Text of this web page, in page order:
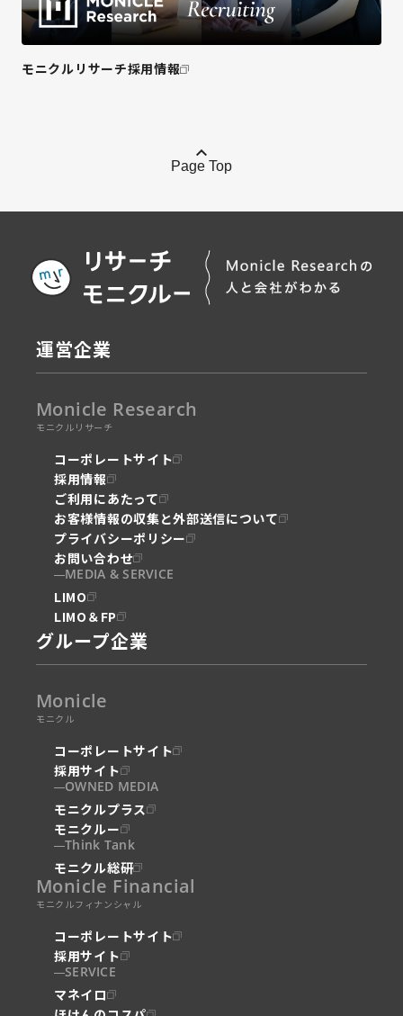
モニクルリサーチ採用情報
Page Top
運営企業
Monicle Research
モニクルリサーチ
コーポレートサイト
採用情報
ご利用にあたって
お客様情報の収集と外部送信について
プライバシーポリシー
お問い合わせ
MEDIA & SERVICE
LIMO
LIMO＆FP
グループ企業
Monicle
モニクル
コーポレートサイト
採用サイト
OWNED MEDIA
モニクルプラス
モニクルー
Think Tank
モニクル総研
Monicle Financial
モニクルフィナンシャル
コーポレートサイト
採用サイト
SERVICE
マネイロ